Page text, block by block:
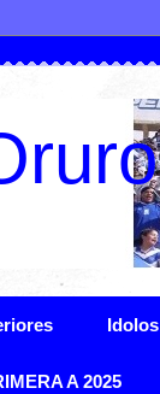
Idolos
A 2025